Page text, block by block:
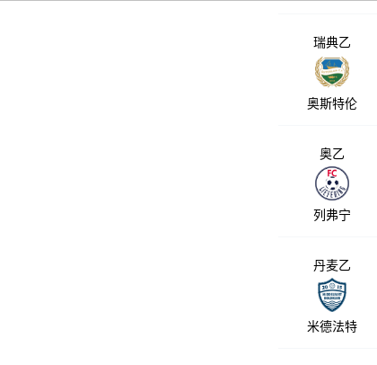
瑞典乙
奥斯特伦
奥乙
列弗宁
丹麦乙
米德法特